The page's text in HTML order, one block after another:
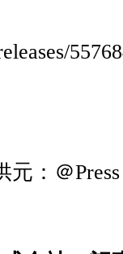
： ＠Press